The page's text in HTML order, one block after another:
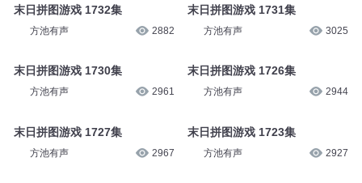
末日拼图游戏 1732集
方池有声 2882
末日拼图游戏 1730集
方池有声 2961
末日拼图游戏 1727集
方池有声 2967
末日拼图游戏 1731集
方池有声 3025
末日拼图游戏 1726集
方池有声 2944
末日拼图游戏 1723集
方池有声 2927